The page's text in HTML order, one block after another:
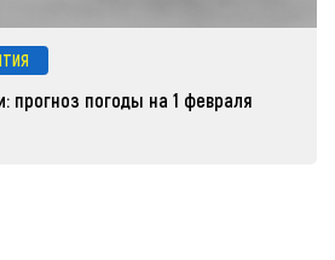
прогноз погоды на 1 февраля